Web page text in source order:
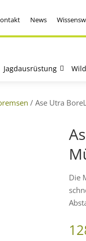
News
Jagdausrüstung
/ Ase Utra
Die